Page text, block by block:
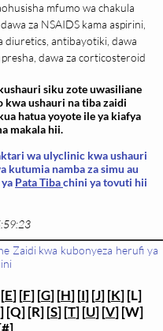
mfumo wa chakula
za NSAIDS kama aspirini,
diuretics, antibayotiki, dawa
dawa za corticosteroid
siku zote uwasiliane
kwa ushauri na tiba zaidi
hatua yoyote ile ya kiafya
makala hii.
wa ulyclinic kwa ushauri
kutumia namba za simu au
Pata Tibachini ya tovuti hii
Zaidi kwa kubonyeza herufi ya
E] [F] [G] [H] [I] [J] [K] [L]
[Q] [R] [S] [T] [U] [V] [W]